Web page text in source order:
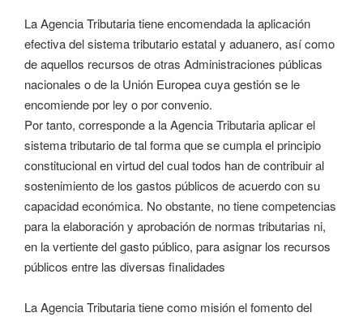
La Agencia Tributaria tiene encomendada la aplicación
efectiva del sistema tributario estatal y aduanero, así como
de aquellos recursos de otras Administraciones públicas
nacionales o de la Unión Europea cuya gestión se le
encomiende por ley o por convenio.
Por tanto, corresponde a la Agencia Tributaria aplicar el
sistema tributario de tal forma que se cumpla el principio
constitucional en virtud del cual todos han de contribuir al
sostenimiento de los gastos públicos de acuerdo con su
capacidad económica. No obstante, no tiene competencias
para la elaboración y aprobación de normas tributarias ni,
en la vertiente del gasto público, para asignar los recursos
públicos entre las diversas finalidades
La Agencia Tributaria tiene como misión el fomento del